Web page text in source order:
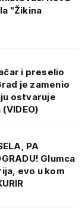
"Žikina
i preselio
je zamenio
ostvaruje
PA
Glumca
evo u kom